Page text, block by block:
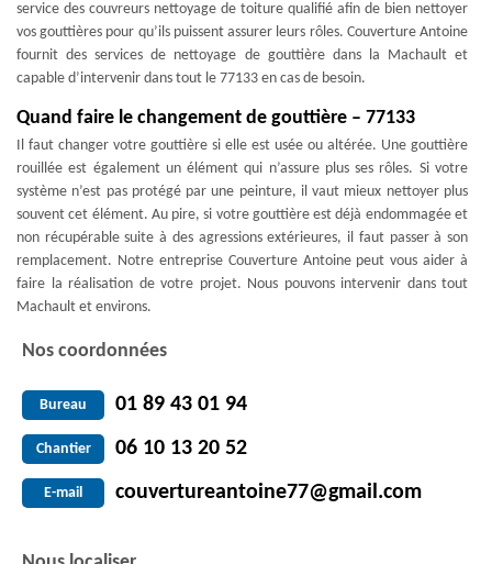
service des couvreurs nettoyage de toiture qualifié afin de bien nettoyer
vos gouttières pour qu’ils puissent assurer leurs rôles. Couverture Antoine
fournit des services de nettoyage de gouttière dans la Machault et
capable d’intervenir dans tout le 77133 en cas de besoin.
Quand faire le changement de gouttière – 77133
Il faut changer votre gouttière si elle est usée ou altérée. Une gouttière
rouillée est également un élément qui n’assure plus ses rôles. Si votre
système n’est pas protégé par une peinture, il vaut mieux nettoyer plus
souvent cet élément. Au pire, si votre gouttière est déjà endommagée et
non récupérable suite à des agressions extérieures, il faut passer à son
remplacement. Notre entreprise Couverture Antoine peut vous aider à
faire la réalisation de votre projet. Nous pouvons intervenir dans tout
Machault et environs.
Nos coordonnées
Bureau 01 89 43 01 94
Chantier 06 10 13 20 52
E-mail couvertureantoine77@gmail.com